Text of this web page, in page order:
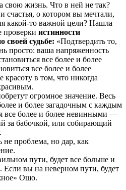
свою жизнь. Что в ней не так?
счастья, о котором вы мечтали,
какой-то важной цели? Нашла
проверки истинности
своей судьбе: «Подтвердить то,
просто: ваша напряженность
все более и более
все более и более
в том, что никогда
огромное значение. Весь
и более загадочным с каждым
все более и более невинными —
за бабочкой, или собирающий
не проблема, но дар, как
пути, будет все больше и
Если вы на неверном пути, будет
Ошо.